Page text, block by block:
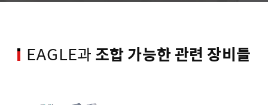
EAGLE과 조합 가능한 관련 장비들